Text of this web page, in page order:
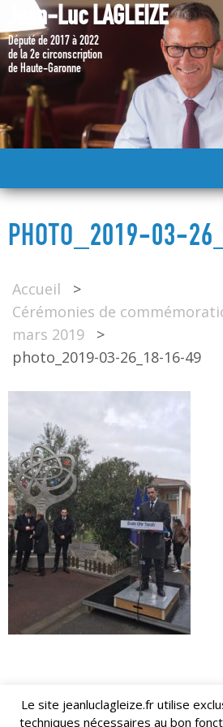
Jean-Luc LAGLEIZE
Député de 2017 à 2022
de la 2e circonscription
de Haute-Garonne
MA CANDIDATURE 2024
DÉPUTÉ 2017 – 2022
MES ACTIONS 2017 – 2022
PHOTO_2019-03-
Accueil
>
Cérémonies de
mars 2019
>
photo_2019-03-26_18-16-49
Le site jeanluclagleize.fr utilise
techniques nécessaires au bon